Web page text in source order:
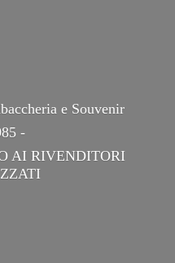
e Souvenir
-
AI RIVENDITORI